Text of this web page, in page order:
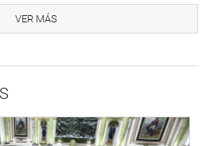
de Dignidad y Democracia
a la iniciativa del legislador
la convocatoria a sesión
a todas las bancadas para
VER MÁS